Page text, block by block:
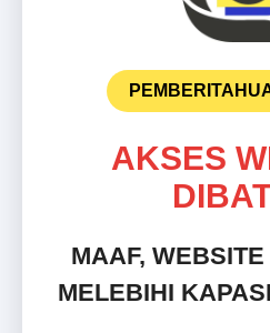
AKSES
MAAF,
MELEBIHI